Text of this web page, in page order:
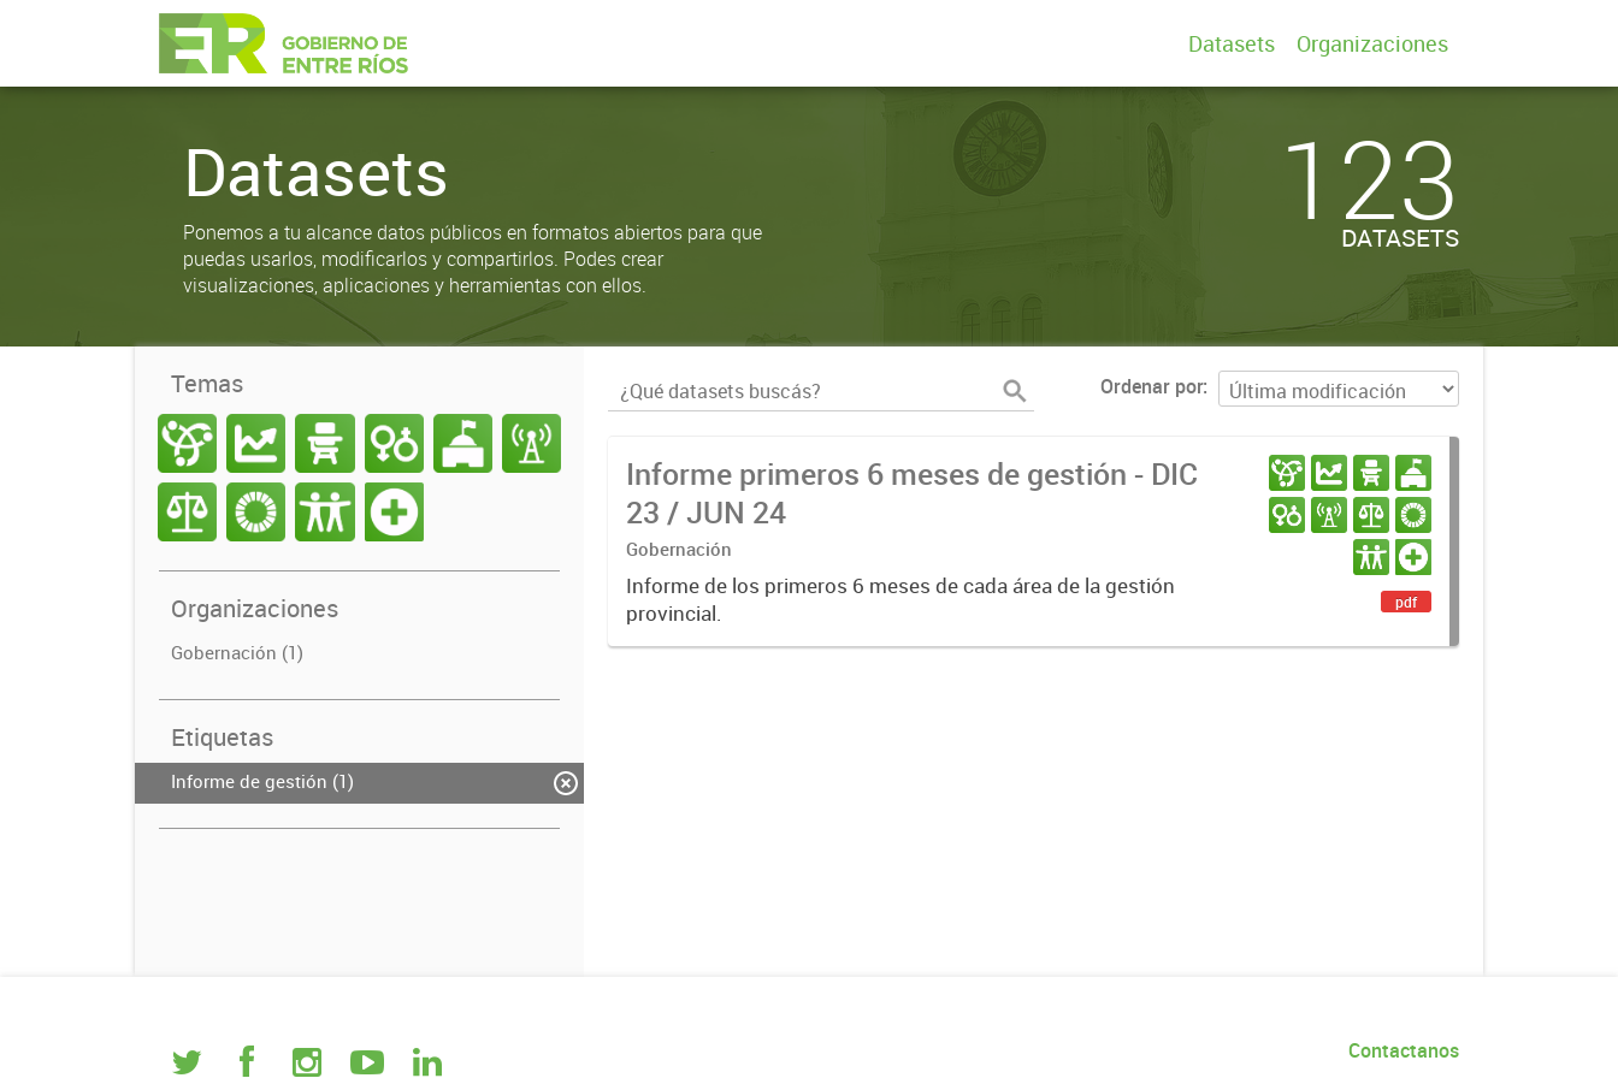
Datasets Organizaciones
Datasets
Ponemos a tu alcance datos públicos en formatos abiertos para que
puedas usarlos, modificarlos y compartirlos. Podes crear
visualizaciones, aplicaciones y herramientas con ellos.
123
DATASETS
Temas
Organizaciones
Gobernación (1)
Etiquetas
Informe de gestión (1)
Ordenar por
Informe primeros 6 meses de gestión - DIC
23 / JUN 24
Gobernación
Informe de los primeros 6 meses de cada área de la gestión
provincial.
pdf
Contactanos